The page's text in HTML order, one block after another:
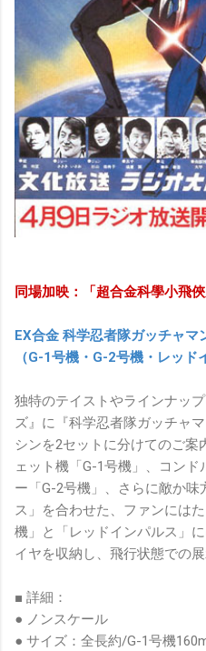
同場加映：「超合金科學小飛
EX合金 科学忍者隊ガッチャマ
（G-1号機・G-2号機・レッド
独特のテイストやラインナッ
ズ』に『科学忍者隊ガッチャ
シンを2セットに分けてのご
ェット機「G-1号機」、コン
ー「G-2号機」、さらに敵か
ス」を合わせた、ファンには
機」と「レッドインパルス」
イヤを収納し、飛行状態での展
■ 詳細：
● ノンスケール
● サイズ：全長約/G-1号機